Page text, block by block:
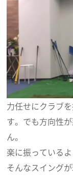
力任せにクラブ
す。でも方向性
ん。
楽に振っている
そんなスイングが